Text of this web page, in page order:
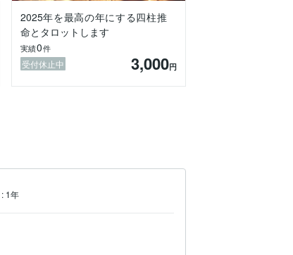
2025年を最高の年にする四柱推
命とタロットします
実績0件
受付休止中 3,000円
: 1年